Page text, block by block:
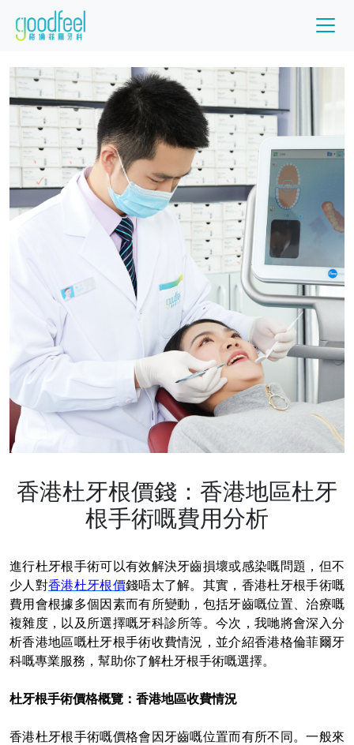
香港杜牙根價錢：香港地區杜牙
根手術嘅費用分析
進行杜牙根手術可以有效解決牙齒損壞或感染嘅問題，但不
少人對香港杜牙根價錢唔太了解。其實，香港杜牙根手術嘅
費用會根據多個因素而有所變動，包括牙齒嘅位置、治療嘅
複雜度，以及所選擇嘅牙科診所等。今次，我哋將會深入分
析香港地區嘅杜牙根手術收費情況，並介紹香港格倫菲爾牙
科嘅專業服務，幫助你了解杜牙根手術嘅選擇。
杜牙根手術價格概覽：香港地區收費情況
香港杜牙根手術嘅價格會因牙齒嘅位置而有所不同。一般來